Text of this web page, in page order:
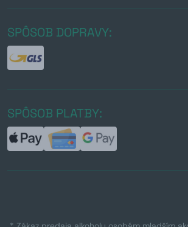
SPÔSOB DOPRAVY:
SPÔSOB PLATBY: